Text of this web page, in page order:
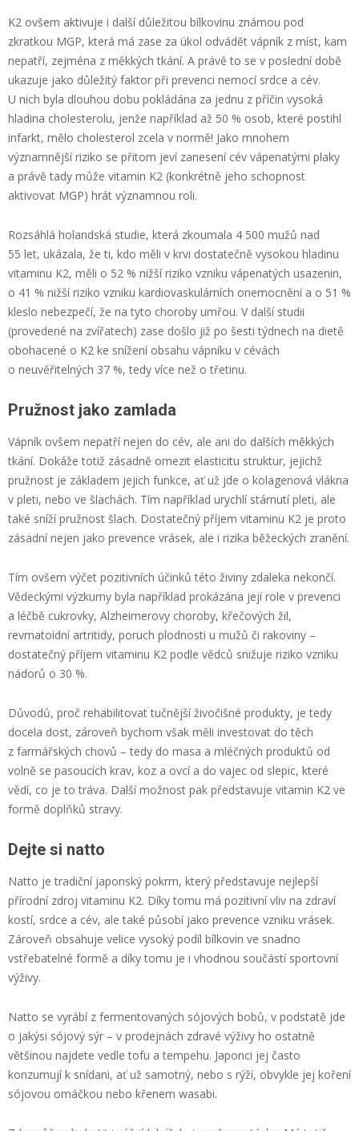
K2 ovšem aktivuje i další důležitou bílkovinu známou pod
zkratkou MGP, která má zase za úkol odvádět vápník z míst, kam
nepatří, zejména z měkkých tkání. A právě to se v poslední době
ukazuje jako důležitý faktor při prevenci nemocí srdce a cév.
U nich byla dlouhou dobu pokládána za jednu z příčin vysoká
hladina cholesterolu, jenže například až 50 % osob, které postihl
infarkt, mělo cholesterol zcela v normě! Jako mnohem
významnější riziko se přitom jeví zanesení cév vápenatými plaky
a právě tady může vitamin K2 (konkrétně jeho schopnost
aktivovat MGP) hrát významnou roli.
Rozsáhlá holandská studie, která zkoumala 4 500 mužů nad
55 let, ukázala, že ti, kdo měli v krvi dostatečně vysokou hladinu
vitaminu K2, měli o 52 % nižší riziko vzniku vápenatých usazenin,
o 41 % nižší riziko vzniku kardiovaskulárních onemocnění a o 51 %
kleslo nebezpečí, že na tyto choroby umřou. V další studii
(provedené na zvířatech) zase došlo již po šesti týdnech na dietě
obohacené o K2 ke snížení obsahu vápníku v cévách
o neuvěřitelných 37 %, tedy více než o třetinu.
Pružnost jako zamlada
Vápník ovšem nepatří nejen do cév, ale ani do dalších měkkých
tkání. Dokáže totiž zásadně omezit elasticitu struktur, jejichž
pružnost je základem jejich funkce, ať už jde o kolagenová vlákna
v pleti, nebo ve šlachách. Tím například urychlí stárnutí pleti, ale
také sníží pružnost šlach. Dostatečný příjem vitaminu K2 je proto
zásadní nejen jako prevence vrásek, ale i rizika běžeckých zranění.
Tím ovšem výčet pozitivních účinků této živiny zdaleka nekončí.
Vědeckými výzkumy byla například prokázána její role v prevenci
a léčbě cukrovky, Alzheimerovy choroby, křečových žil,
revmatoidní artritidy, poruch plodnosti u mužů či rakoviny –
dostatečný příjem vitaminu K2 podle vědců snižuje riziko vzniku
nádorů o 30 %.
Důvodů, proč rehabilitovat tučnější živočišné produkty, je tedy
docela dost, zároveň bychom však měli investovat do těch
z farmářských chovů – tedy do masa a mléčných produktů od
volně se pasoucích krav, koz a ovcí a do vajec od slepic, které
vědí, co je to tráva. Další možnost pak představuje vitamin K2 ve
formě doplňků stravy.
Dejte si natto
Natto je tradiční japonský pokrm, který představuje nejlepší
přírodní zdroj vitaminu K2. Díky tomu má pozitivní vliv na zdraví
kostí, srdce a cév, ale také působí jako prevence vzniku vrásek.
Zároveň obsahuje velice vysoký podíl bílkovin ve snadno
vstřebatelné formě a díky tomu je i vhodnou součástí sportovní
výživy.
Natto se vyrábí z fermentovaných sójových bobů, v podstatě jde
o jakýsi sójový sýr – v prodejnách zdravé výživy ho ostatně
většinou najdete vedle tofu a tempehu. Japonci jej často
konzumují k snídani, ať už samotný, nebo s rýží, obvykle jej koření
sójovou omáčkou nebo křenem wasabi.